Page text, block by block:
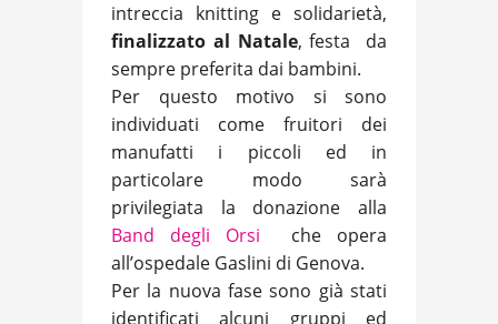
intreccia knitting e solidarietà,
finalizzato al Natale, festa da
sempre preferita dai bambini.
Per questo motivo si sono
individuati come fruitori dei
manufatti i piccoli ed in
particolare modo sarà
privilegiata la donazione alla
Band degli Orsi che opera
all’ospedale Gaslini di Genova.
Per la nuova fase sono già stati
identificati alcuni gruppi ed